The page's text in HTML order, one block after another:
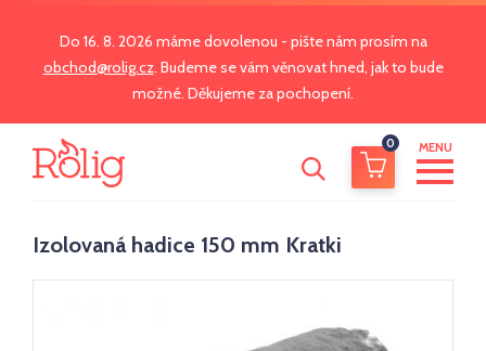
Do 16. 8. 2026 máme dovolenou - pište nám prosím na
obchod@rolig.cz. Budeme se vám věnovat hned, jak to bude
možné. Děkujeme za pochopení.
0 MENU
Izolovaná hadice 150 mm Kratki